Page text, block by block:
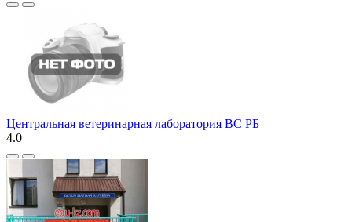
Центральная ветеринарная лаборатория ВС РБ
4.0